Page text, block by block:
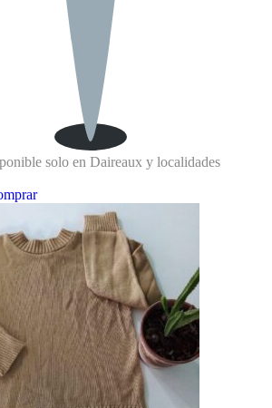
solo en Daireaux y localidades